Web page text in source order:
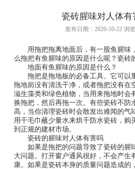
瓷砖腥味对人体有
发布日期：2020-10-22 浏
用拖把拖离地面后，有一股鱼腥味
么拖把有鱼腥味的原因是什么呢？瓷砖
地面有鱼腥味的原因是什么？
拖把是拖地板的必备工具。它可以
拖地前没有清洗干净，或者拖把没有在
滋生藻类和绿色植物，当用来拖地时会
换拖把，然后再拖一次。有些瓷砖不防
高，当你清理瓷砖时会散发出难闻的气
用干毛巾蘸少量水来烘干防水瓷砖，购
到正规的建材市场。
瓷砖的腥味对人体有害吗
如果是拖把的问题导致了瓷砖的腥
大问题。打开窗户通风很好，不会产生
康。如果是瓷砖本身的质量问题造成的